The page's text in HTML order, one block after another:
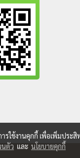
ารใช้งานคุกกี้ เพื่อเพิ่มประ
นตัว และ นโยบายคุกกี้